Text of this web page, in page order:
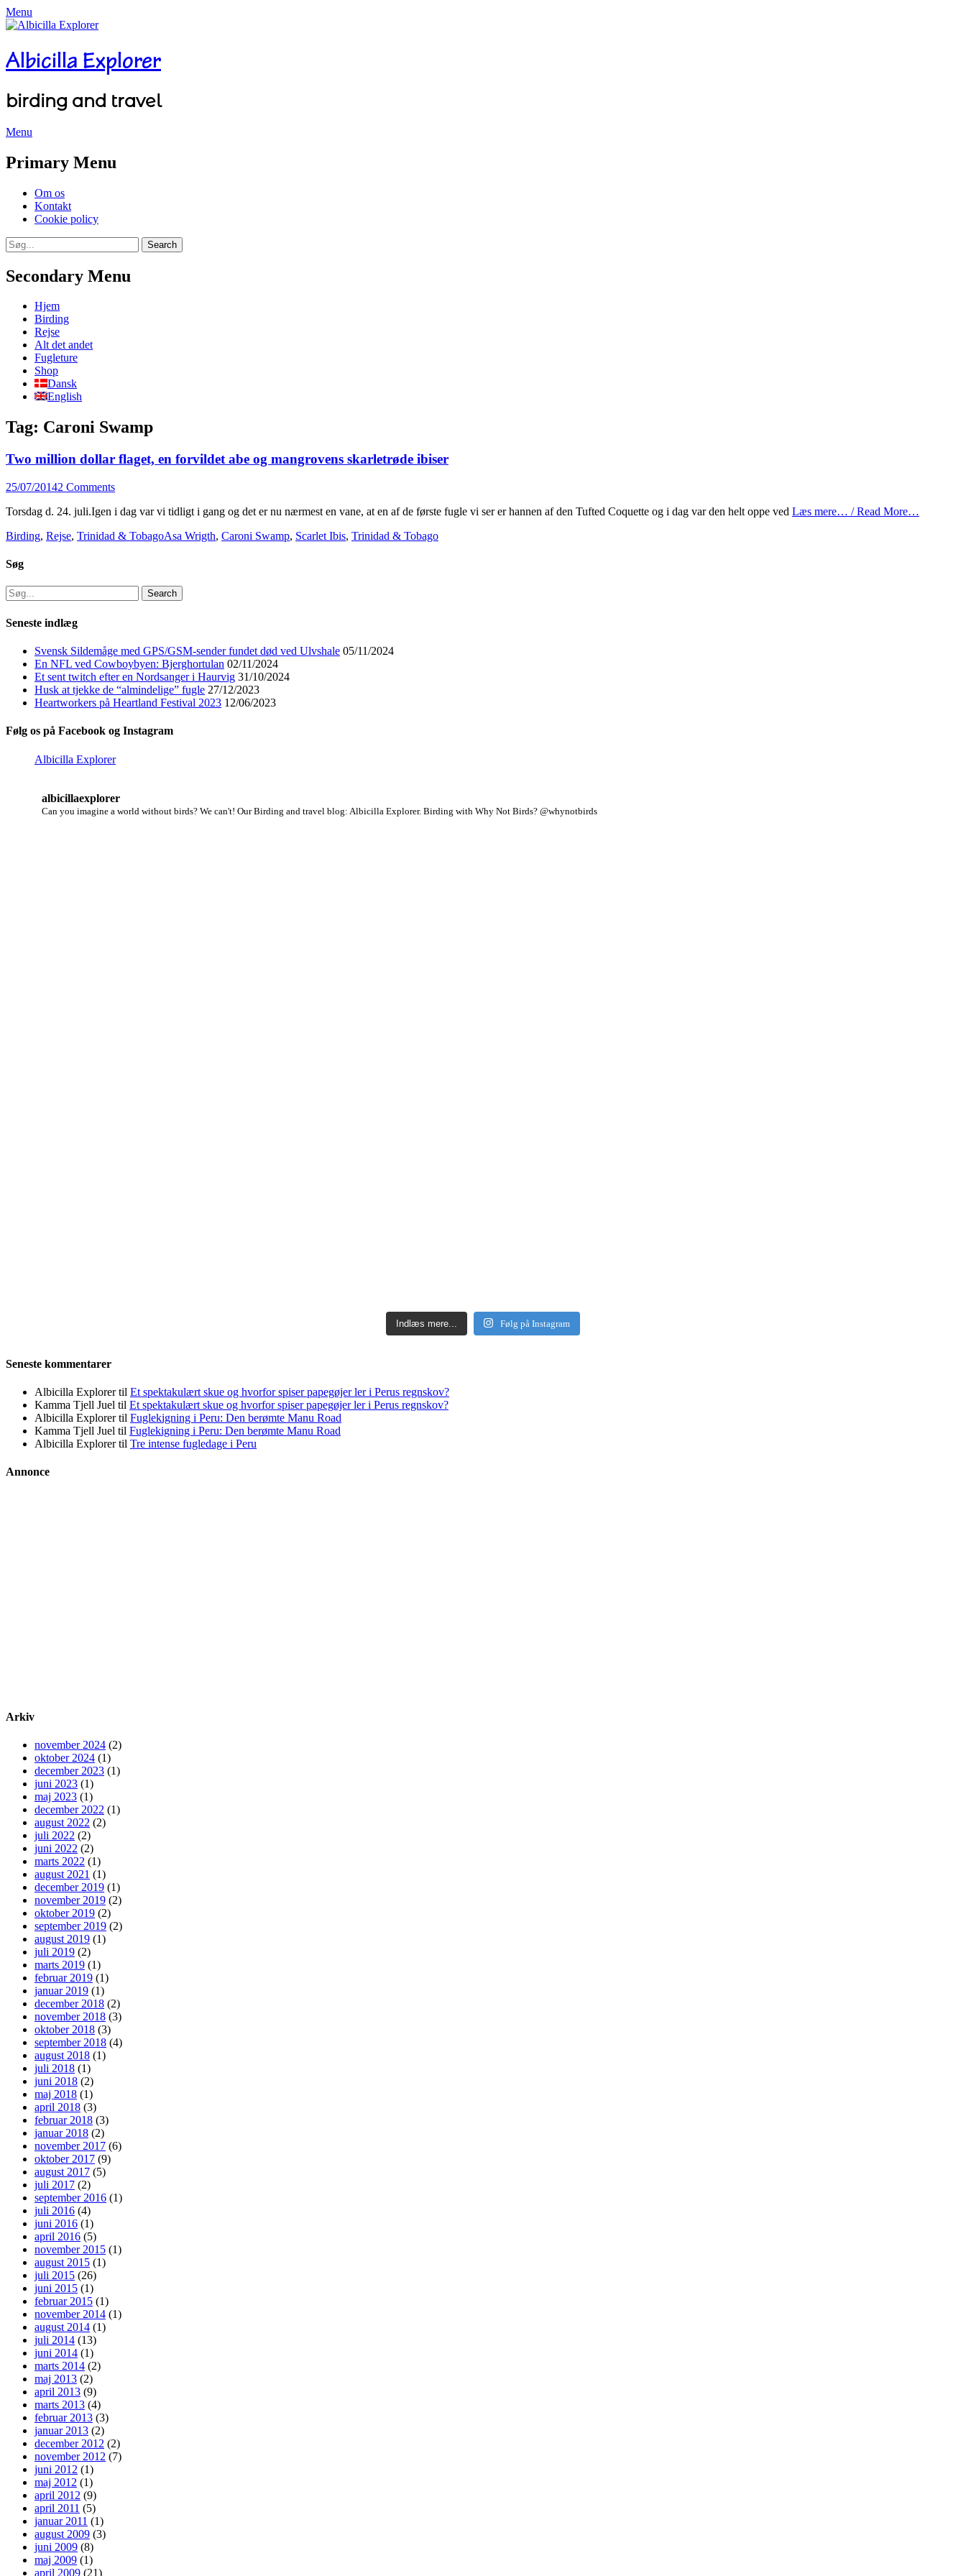
Menu
Albicilla Explorer
birding and travel
Menu
Primary Menu
Skip
content
Om os
Kontakt
Cookie policy
Search
Search
for:
Secondary Menu
Skip
content
Hjem
Birding
Rejse
Alt det andet
Fugleture
Shop
Dansk
English
Tag: Caroni Swamp
Two million dollar flaget, en forvildet abe og mangrovens skarletrøde ibiser
Posted
25/07/20142 Comments
Torsdag d. 24. juli.Igen i dag var vi tidligt i gang og det er nu nærmest en vane, at en af de første fugle vi ser er hannen af den Tufted Coquette og i dag var den helt oppe ved Læs mere… / Read More…
Categories
Birding, Rejse, Trinidad & TobagoTags
Asa Wrigth, Caroni Swamp, Scarlet Ibis, Trinidad & Tobago
Søg
Search
for:
Seneste indlæg
Svensk Sildemåge med GPS/GSM-sender fundet død ved Ulvshale 05/11/2024
En NFL ved Cowboybyen: Bjerghortulan 02/11/2024
Et sent twitch efter en Nordsanger i Haurvig 31/10/2024
Husk at tjekke de “almindelige” fugle 27/12/2023
Heartworkers på Heartland Festival 2023 12/06/2023
Følg os på Facebook og Instagram
Albicilla Explorer
albicillaexplorer
Can you imagine a world without birds? We can't! Our Birding and travel blog: Albicilla Explorer. Birding with Why Not Birds? @whynotbirds
Indlæs mere... Følg på Instagram
Seneste kommentarer
Albicilla Explorertil Et spektakulært skue og hvorfor spiser papegøjer ler i Perus regnskov?
Kamma Tjell Juel til Et spektakulært skue og hvorfor spiser papegøjer ler i Perus regnskov?
Albicilla Explorertil Fuglekigning i Peru: Den berømte Manu Road
Kamma Tjell Juel til Fuglekigning i Peru: Den berømte Manu Road
Albicilla Explorertil Tre intense fugledage i Peru
Annonce
Arkiv
november 2024 (2)
oktober 2024 (1)
december 2023 (1)
juni 2023 (1)
maj 2023 (1)
december 2022 (1)
august 2022 (2)
juli 2022 (2)
juni 2022 (2)
marts 2022 (1)
august 2021 (1)
december 2019 (1)
november 2019 (2)
oktober 2019 (2)
september 2019 (2)
august 2019 (1)
juli 2019 (2)
marts 2019 (1)
februar 2019 (1)
januar 2019 (1)
december 2018 (2)
november 2018 (3)
oktober 2018 (3)
september 2018 (4)
august 2018 (1)
juli 2018 (1)
juni 2018 (2)
maj 2018 (1)
april 2018 (3)
februar 2018 (3)
januar 2018 (2)
november 2017 (6)
oktober 2017 (9)
august 2017 (5)
juli 2017 (2)
september 2016 (1)
juli 2016 (4)
juni 2016 (1)
april 2016 (5)
november 2015 (1)
august 2015 (1)
juli 2015 (26)
juni 2015 (1)
februar 2015 (1)
november 2014 (1)
august 2014 (1)
juli 2014 (13)
juni 2014 (1)
marts 2014 (2)
maj 2013 (2)
april 2013 (9)
marts 2013 (4)
februar 2013 (3)
januar 2013 (2)
december 2012 (2)
november 2012 (7)
juni 2012 (1)
maj 2012 (1)
april 2012 (9)
april 2011 (5)
januar 2011 (1)
august 2009 (3)
juni 2009 (8)
maj 2009 (1)
april 2009 (21)